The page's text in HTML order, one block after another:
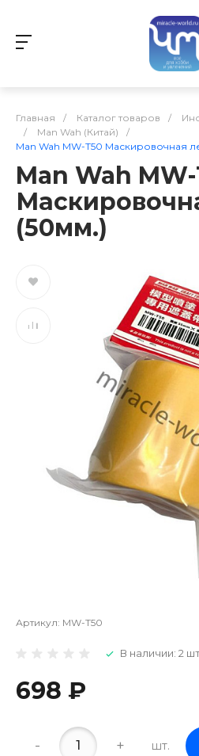
Главная / Каталог товаров /
/
Man Wah (Китай)
/
Man Wah MW-T50 Маскировочная
Man Wah
(50мм.)
Артикул: MW-T50
В наличии: 2
698 ₽
- + шт.